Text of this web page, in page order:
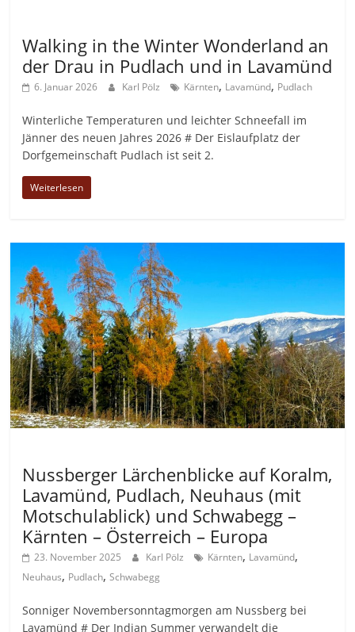
Walking in the Winter Wonderland an
der Drau in Pudlach und in Lavamünd
6. Januar 2026 Karl Pölz Kärnten, Lavamünd, Pudlach
Winterliche Temperaturen und leichter Schneefall im
Jänner des neuen Jahres 2026 # Der Eislaufplatz der
Dorfgemeinschaft Pudlach ist seit 2.
Weiterlesen
Nussberger Lärchenblicke auf Koralm,
Lavamünd, Pudlach, Neuhaus (mit
Motschulablick) und Schwabegg –
Kärnten – Österreich – Europa
23. November 2025 Karl Pölz Kärnten, Lavamünd,
Neuhaus, Pudlach,Schwabegg
Sonniger Novembersonntagmorgen am Nussberg bei
Lavamünd # Der Indian Summer verwandelt die